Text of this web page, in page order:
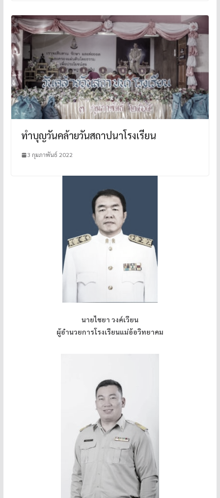
ทำบุญวันคล้ายวันสถาปนาโรงเรียน
3 กุมภาพันธ์ 2022
นายไชยา วงค์เวียน
ผู้อำนวยการโรงเรียนแม่อ้อวิทยาคม